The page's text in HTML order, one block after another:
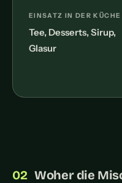
EINSATZ IN DER KÜCHE
Tee, Desserts, Sirup,
Glasur
Woher die